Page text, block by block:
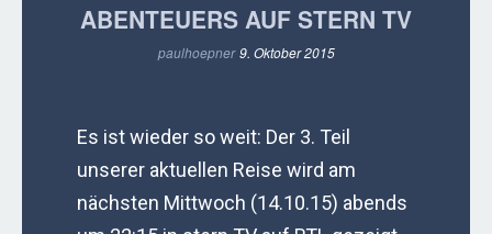
ABENTEUERS AUF STERN TV
paulhoepner 9. Oktober 2015
Es ist wieder so weit: Der 3. Teil
unserer aktuellen Reise wird am
nächsten Mittwoch (14.10.15) abends